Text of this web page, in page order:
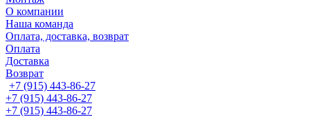
О компании
Наша команда
Оплата, доставка, возврат
Оплата
Доставка
Возврат
+7 (915) 443-86-27
+7 (915) 443-86-27
+7 (915) 443-86-27